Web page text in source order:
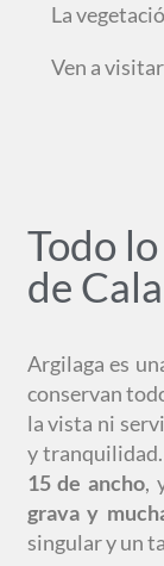
La
Ven a
Todo
de
Argilaga es
conservan
la vista ni
y
15 de ancho,
grava y
singular y un